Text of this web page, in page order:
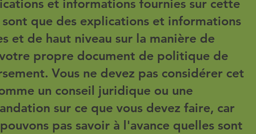
et informations fournies sur cette
sont que des explications et informations
et de haut niveau sur la manière de
propre document de politique de
Vous ne devez pas considérer cet
un conseil juridique ou une
sur ce que vous devez faire, car
pas savoir à l'avance quelles sont